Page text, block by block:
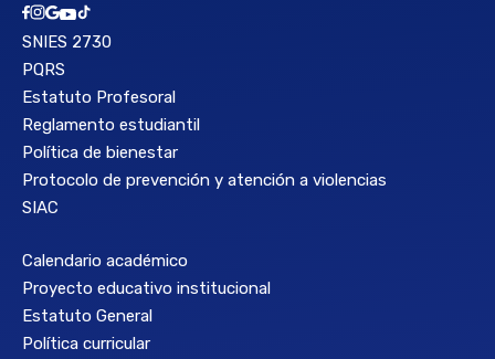
SNIES 2730
PQRS
Estatuto Profesoral
Reglamento estudiantil
Política de bienestar
Protocolo de prevención y atención a violencias
SIAC
Calendario académico
Proyecto educativo institucional
Estatuto General
Política curricular